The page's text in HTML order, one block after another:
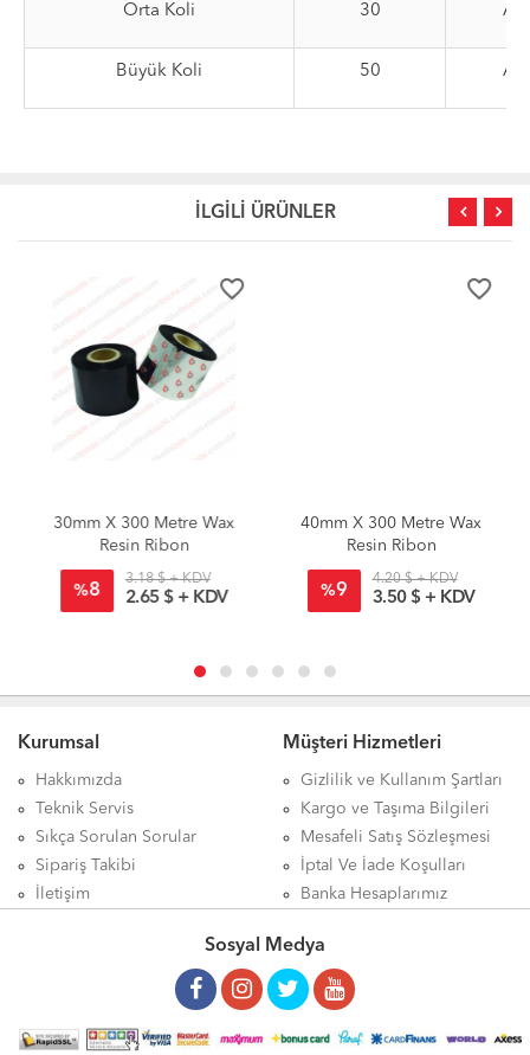
Orta Koli 30
Büyük Koli 50
İLGİLİ ÜRÜNLER
favorite_border
30mm X 300 Metre Wax
Resin Ribon
%8
3.18 $ + KDV
2.65 $ + KDV
favorite_border
40mm X 300 Metre Wax
Resin Ribon
%9
4.20 $ + KDV
3.50 $ + KDV
Kurumsal
Hakkımızda
Teknik Servis
Sıkça Sorulan Sorular
Sipariş Takibi
İletişim
Müşteri Hizmetleri
Gizlilik ve Kullanım Şartları
Kargo ve Taşıma Bilgileri
Mesafeli Satış Sözleşmesi
İptal Ve İade Koşulları
Banka Hesaplarımız
Sosyal Medya